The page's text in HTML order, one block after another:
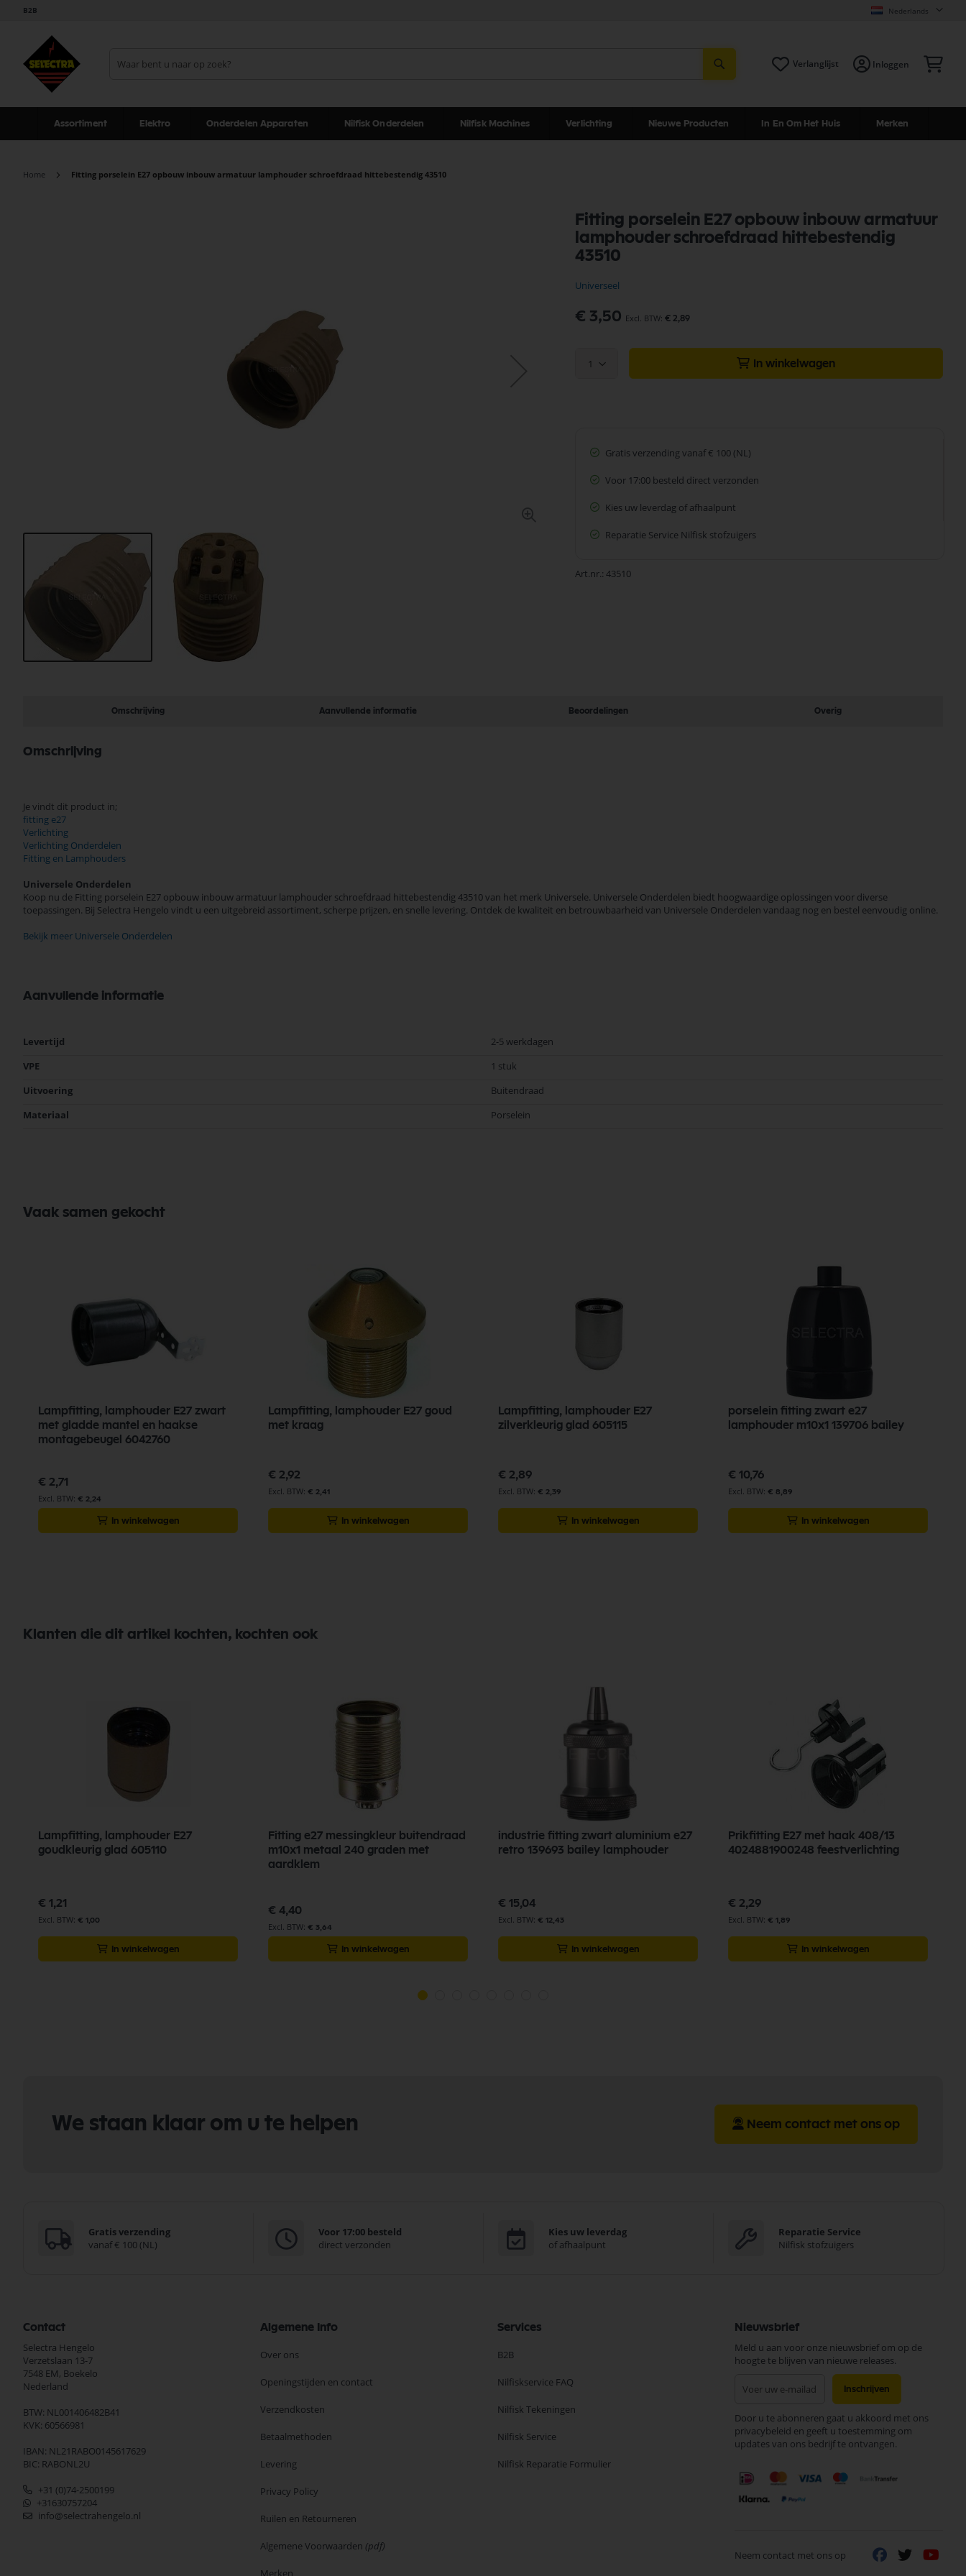
B2B Nederlands
Verlanglijst Inloggen
Assortiment Elektro Onderdelen Apparaten Nilfisk Onderdelen Nilfisk Machines Verlichting Nieuwe Producten In En Om Het Huis Merken
Home Fitting porselein E27 opbouw inbouw armatuur lamphouder schroefdraad hittebestendig 43510
Fitting porselein E27 opbouw inbouw armatuur
lamphouder schroefdraad hittebestendig
43510
Universeel
€ 3,50 € 2,89
1 In winkelwagen
Gratis verzending vanaf € 100 (NL)
Voor 17:00 besteld direct verzonden
Kies uw leverdag of afhaalpunt
Reparatie Service Nilfisk stofzuigers
Art.nr. 43510
afbeeldingen-
gallerij
Omschrijving Aanvullende informatie Beoordelingen Overig
Omschrijving
Je vindt dit product in;
fitting e27
Verlichting
Verlichting Onderdelen
Fitting en Lamphouders
Universele Onderdelen
Koop nu de Fitting porselein E27 opbouw inbouw armatuur lamphouder schroefdraad hittebestendig 43510 van het merk Universele. Universele Onderdelen biedt hoogwaardige oplossingen voor diverse
toepassingen. Bij Selectra Hengelo vindt u een uitgebreid assortiment, scherpe prijzen, en snelle levering. Ontdek de kwaliteit en betrouwbaarheid van Universele Onderdelen vandaag nog en bestel eenvoudig online.
Bekijk meer Universele Onderdelen
Aanvullende informatie
Meer
informatie
Levertijd
2-5 werkdagen
VPE
1 stuk
Uitvoering
Buitendraad
Materiaal
Porselein
Vaak samen gekocht
Lampfitting, lamphouder E27 zwart
met gladde mantel en haakse
montagebeugel 6042760
€ 2,71
€ 2,24
In winkelwagen
Lampfitting, lamphouder E27 goud
met kraag
€ 2,92
€ 2,41
In winkelwagen
Lampfitting, lamphouder E27
zilverkleurig glad 605115
€ 2,89
€ 2,39
In winkelwagen
porselein fitting zwart e27
lamphouder m10x1 139706 bailey
€ 10,76
€ 8,89
In winkelwagen
Klanten die dit artikel kochten, kochten ook
Lampfitting, lamphouder E27
goudkleurig glad 605110
€ 1,21
€ 1,00
In winkelwagen
Fitting e27 messingkleur buitendraad
m10x1 metaal 240 graden met
aardklem
€ 4,40
€ 3,64
In winkelwagen
industrie fitting zwart aluminium e27
retro 139693 bailey lamphouder
€ 15,04
€ 12,43
In winkelwagen
Prikfitting E27 met haak 408/13
4024881900248 feestverlichting
€ 2,29
€ 1,89
In winkelwagen
We staan klaar om u te helpen Neem contact met ons op
Gratis verzending
vanaf € 100 (NL)
Voor 17:00 besteld
direct verzonden
Kies uw leverdag
of afhaalpunt
Reparatie Service
Nilfisk stofzuigers
Contact
Selectra Hengelo
Verzetslaan 13-7
7548 EM, Boekelo
Nederland
BTW: NL001406482B41
KVK: 60566981
IBAN: NL21RABO0145617629
BIC: RABONL2U
+31 (0)74-2500199
+31630757204
info@selectrahengelo.nl
Algemene Info
Over ons
Openingstijden en contact
Verzendkosten
Betaalmethoden
Levering
Privacy Policy
Ruilen en Retourneren
Algemene Voorwaarden (pdf)
Merken
Services
B2B
Nilfiskservice FAQ
Nilfisk Tekeningen
Nilfisk Service
Nilfisk Reparatie Formulier
Nieuwsbrief
Meld u aan voor onze nieuwsbrief om op de
hoogte te blijven van nieuwe releases.
onze
nieuwsbrief
Inschrijven
Door u te abonneren gaat u akkoord met ons
privacybeleid en geeft u toestemming om
updates van ons bedrijf te ontvangen.
Neem contact met ons op